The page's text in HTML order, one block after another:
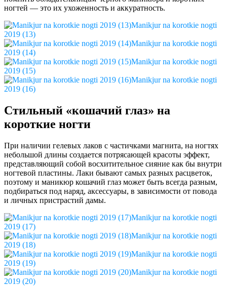
ногтей — это их ухоженность и аккуратность.
Manikjur na korotkie nogti
2019 (13)
Manikjur na korotkie nogti
2019 (14)
Manikjur na korotkie nogti
2019 (15)
Manikjur na korotkie nogti
2019 (16)
Стильный «кошачий глаз» на
короткие ногти
При наличии гелевых лаков с частичками магнита, на ногтях
небольшой длины создается потрясающей красоты эффект,
представляющий собой восхитительное сияние как бы внутри
ногтевой пластины. Лаки бывают самых разных расцветок,
поэтому и маникюр кошачий глаз может быть всегда разным,
подбираться под наряд, аксессуары, в зависимости от повода
и личных пристрастий дамы.
Manikjur na korotkie nogti
2019 (17)
Manikjur na korotkie nogti
2019 (18)
Manikjur na korotkie nogti
2019 (19)
Manikjur na korotkie nogti
2019 (20)